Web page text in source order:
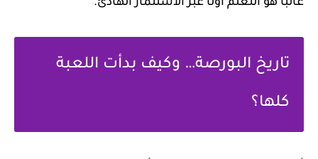
غالبًا هو التعلم أولًا عبر الاستثمار الهادئ.
تاريخ البورصة… وكيف بدأت اللعبة
كلها؟